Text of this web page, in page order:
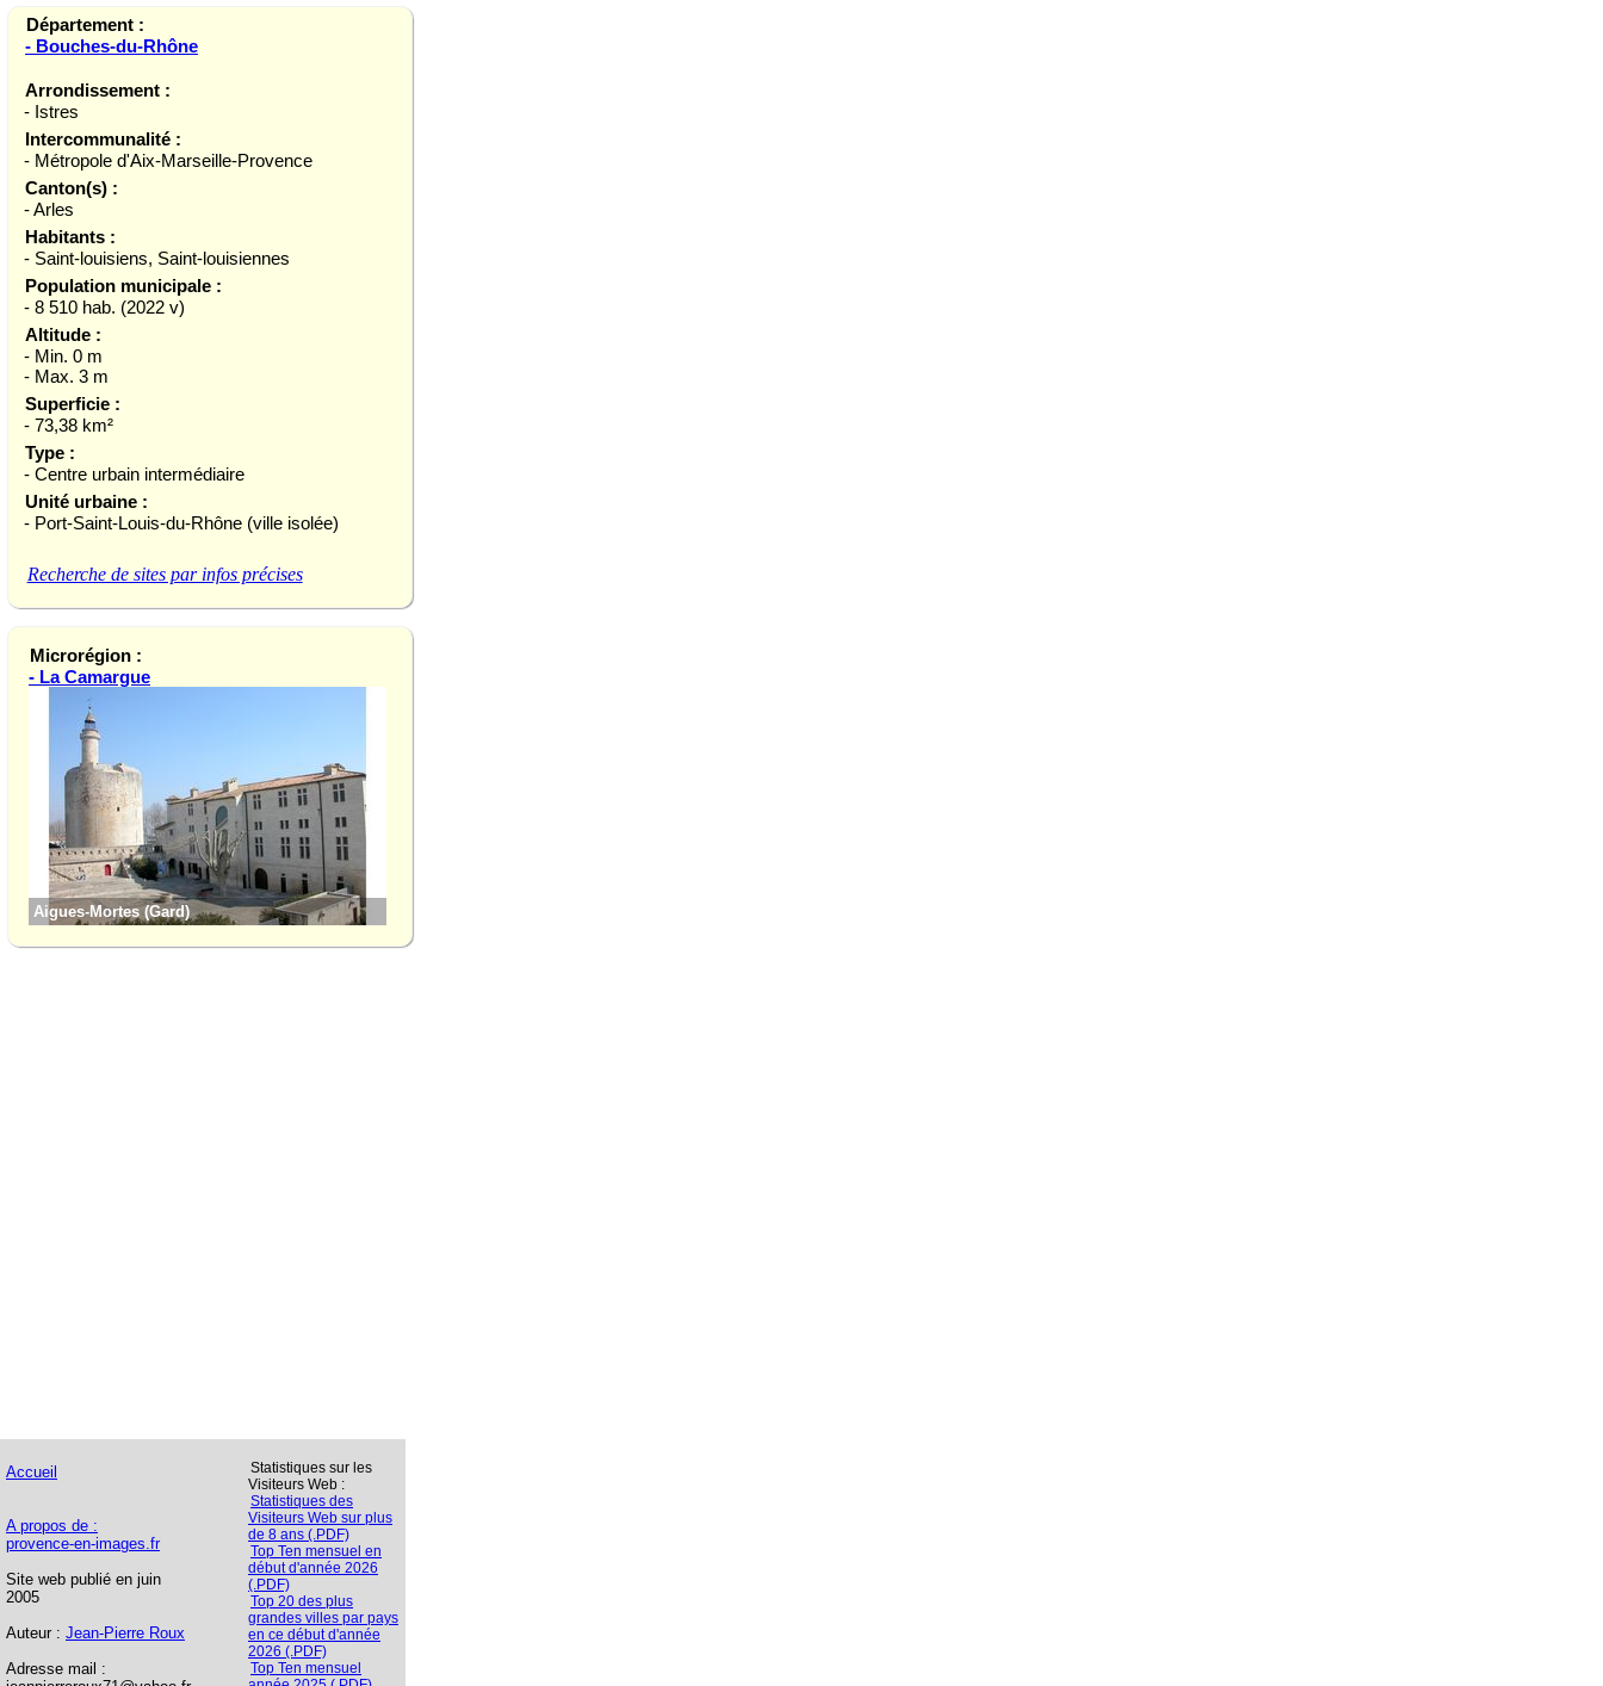
Département :
- Bouches-du-Rhône
Arrondissement :
- Istres
Intercommunalité :
- Métropole d'Aix-Marseille-Provence
Canton(s) :
- Arles
Habitants :
- Saint-louisiens, Saint-louisiennes
Population municipale :
- 8 510 hab. (2022 v)
Altitude :
- Min. 0 m
- Max. 3 m
Superficie :
- 73,38 km²
Type :
- Centre urbain intermédiaire
Unité urbaine :
- Port-Saint-Louis-du-Rhône (ville isolée)
Recherche de sites par infos précises
Microrégion :
- La Camargue
Aigues-Mortes (Gard)
Accueil
A propos de :
provence-en-images.fr
Site web publié en juin
2005
Auteur : Jean-Pierre Roux
Adresse mail :
Statistiques sur les
Visiteurs Web :
Statistiques des
Visiteurs Web sur plus
de 8 ans (.PDF)
Top Ten mensuel en
début d'année 2026
(.PDF)
Top 20 des plus
grandes villes par pays
en ce début d'année
2026 (.PDF)
Top Ten mensuel